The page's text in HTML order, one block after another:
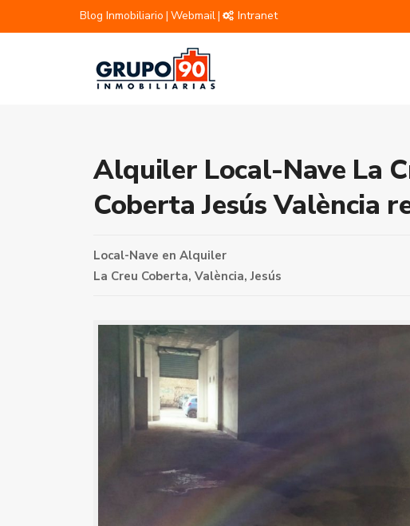
Blog Inmobiliario | Webmail| Intranet
Alquiler Local-Nave La
Coberta Jesús València
Local-Nave en Alquiler
La Creu Coberta, València,Jesús